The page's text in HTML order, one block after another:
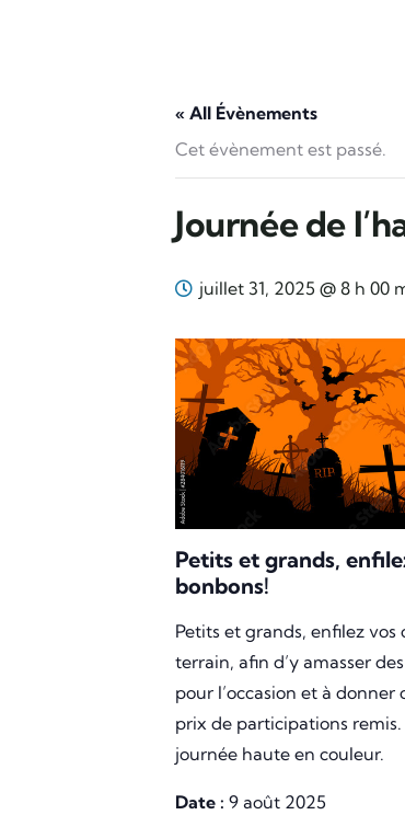
« All Évènements
Cet évènement est passé.
Journée de
juillet 31, 2025 @ 8 h 00
Petits et grands,
bonbons!
Petits et grands, enfilez
terrain, afin d’y amasser
pour l’occasion et à
prix de participations
journée haute en couleur.
Date : 9 août 2025